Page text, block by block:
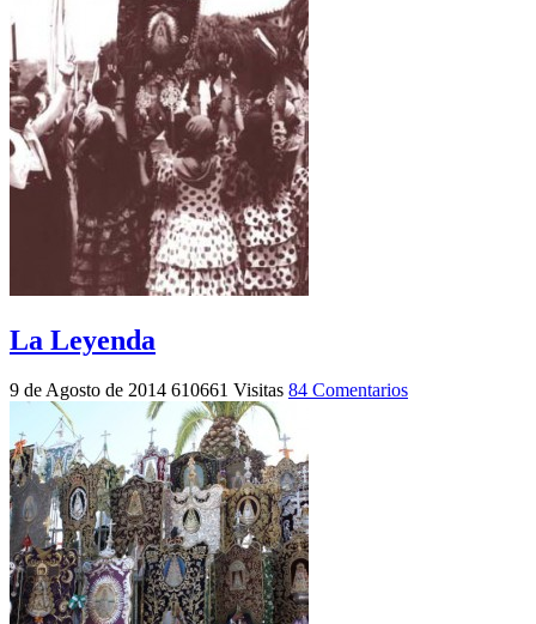
La Leyenda
9 de Agosto de 2014 610661 Visitas 84 Comentarios